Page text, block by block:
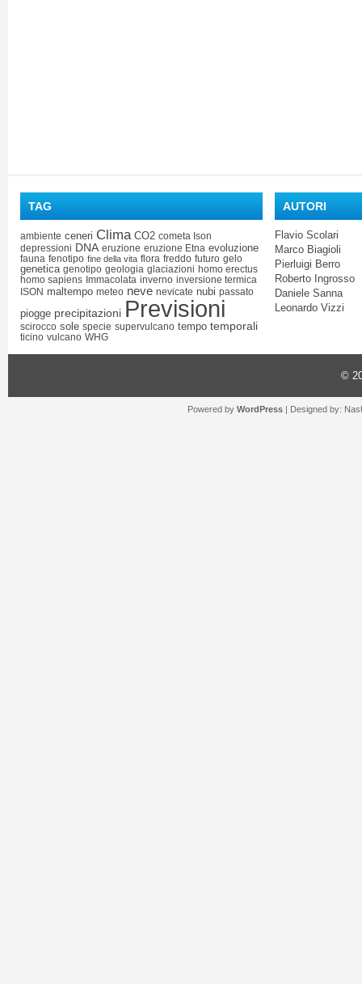
TAG
ambiente ceneri Clima CO2 cometa Ison
depressioni DNA eruzione eruzione Etna evoluzione
fauna fenotipo fine della vita flora freddo futuro gelo
genetica genotipo geologia glaciazioni homo erectus
homo sapiens Immacolata inverno inversione termica
ISON maltempo meteo neve nevicate nubi passato
piogge precipitazioni Previsioni
scirocco sole specie supervulcano tempo temporali
ticino vulcano WHG
AUTORI
Flavio Scolari
Marco Biagioli
Pierluigi Berro
Roberto Ingrosso
Daniele Sanna
Leonardo Vizzi
©
Powered by WordPress | Designed by: